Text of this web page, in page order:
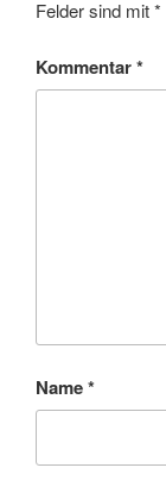
Felder sind mit*
Kommentar*
Name*